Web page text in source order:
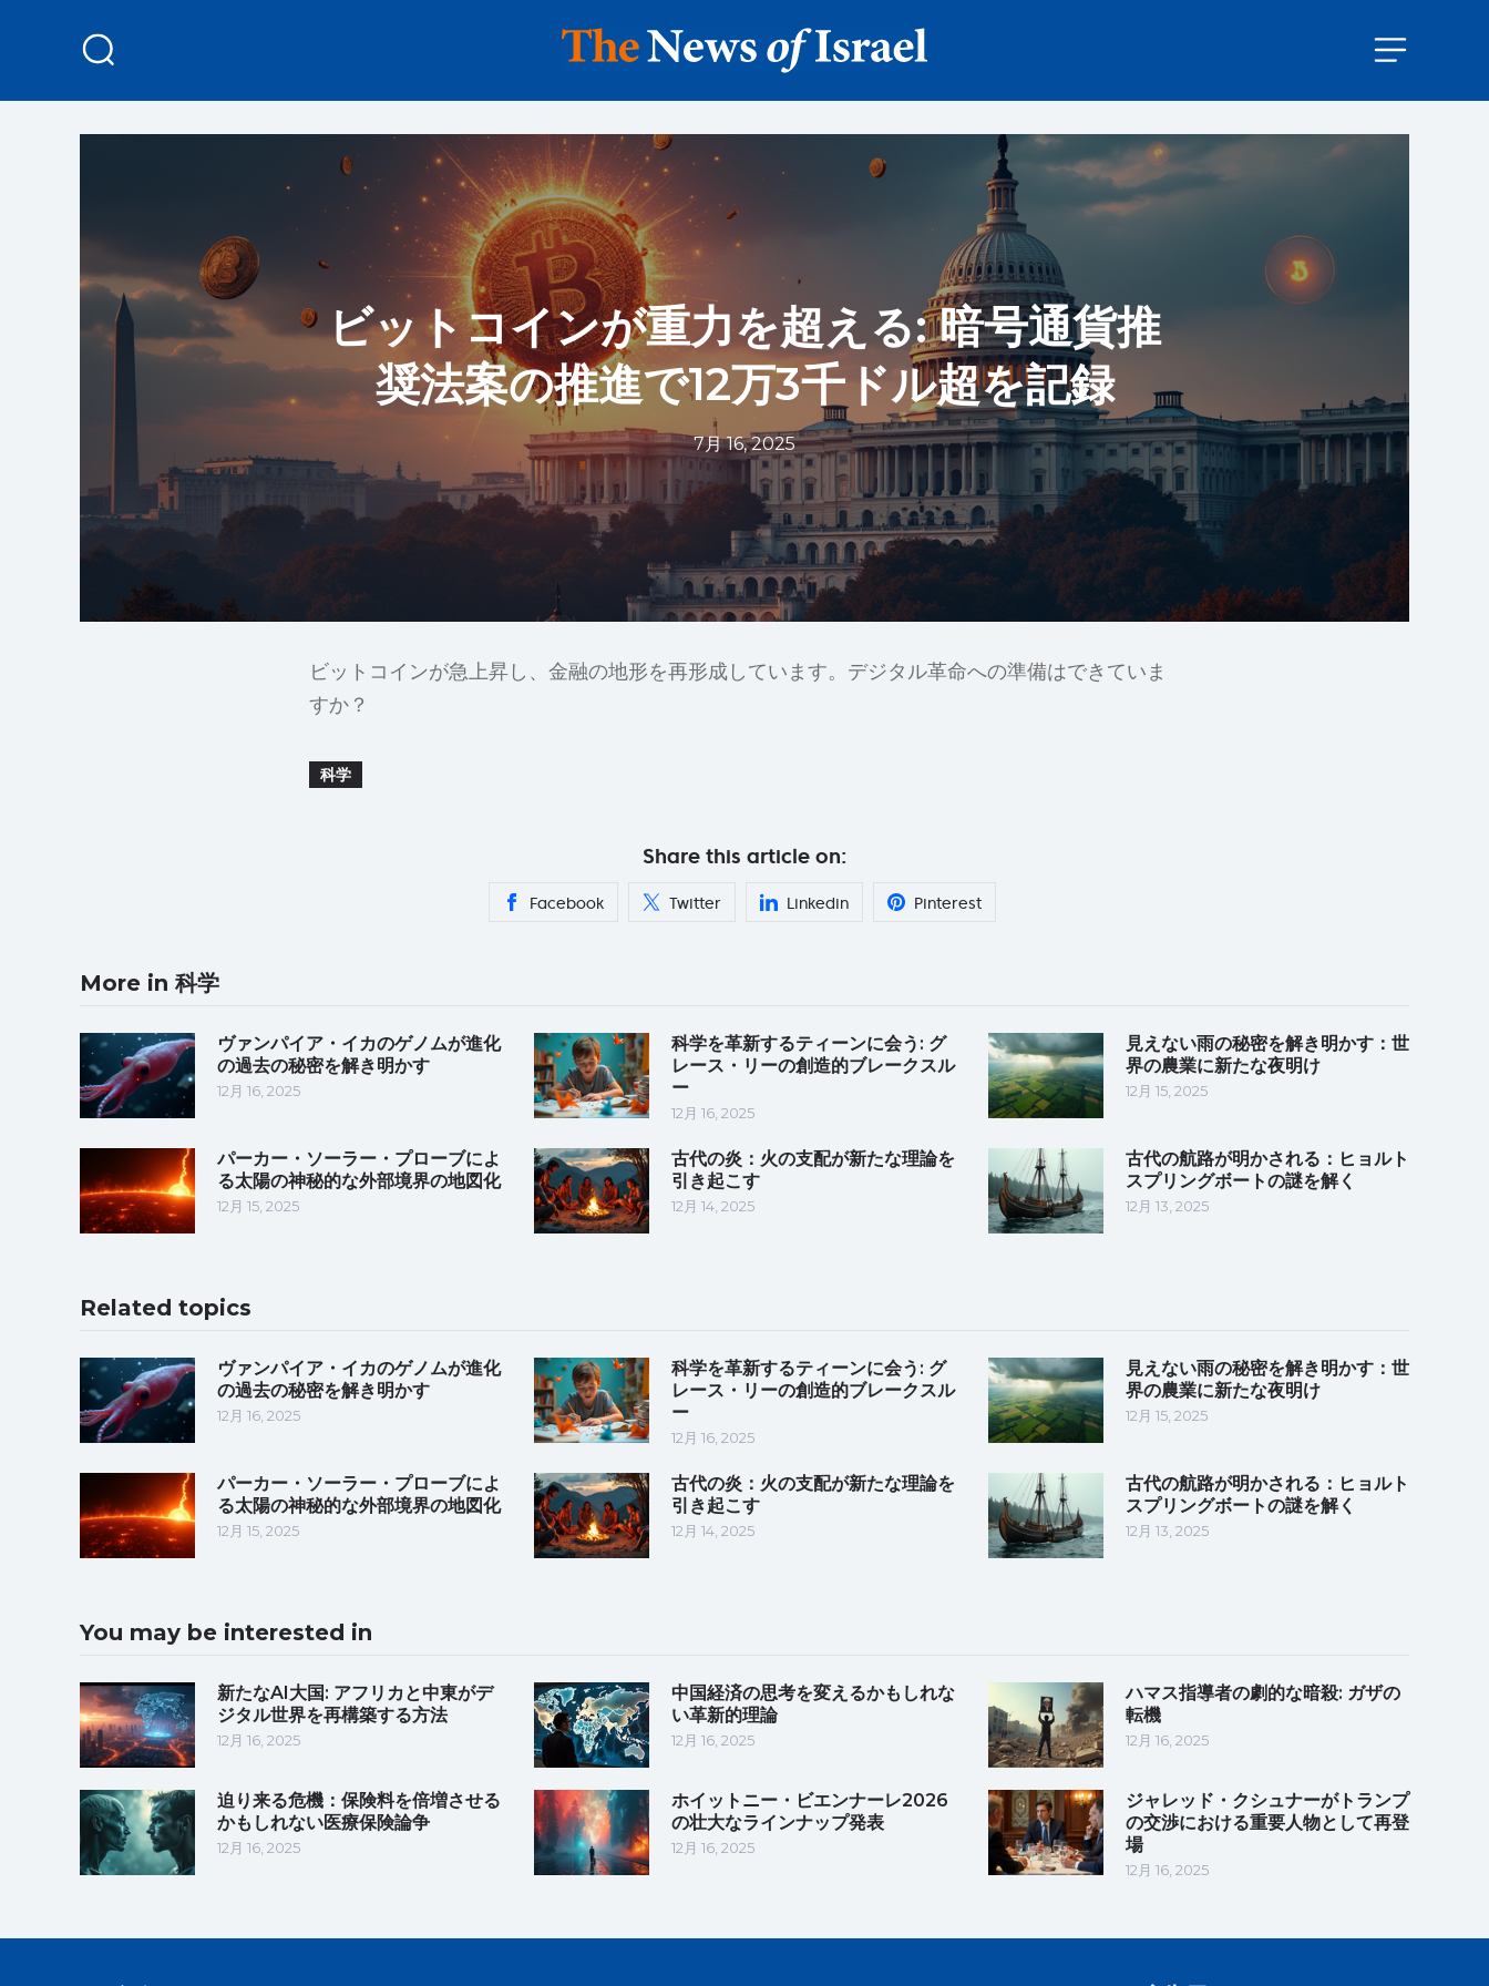
ビットコインが重力を超える: 暗号通貨推
奨法案の推進で12万3千ドル超を記録
7月 16, 2025
ビットコインが急上昇し、金融の地形を再形成しています。デジタル革命への準備はできていま
すか？
科学
Share this article on:
Facebook Twitter Linkedin Pinterest
More in 科学
ヴァンパイア・イカのゲノムが進化
の過去の秘密を解き明かす
12月 16, 2025
科学を革新するティーンに会う: グ
レース・リーの創造的ブレークスル
ー
12月 16, 2025
見えない雨の秘密を解き明かす：世
界の農業に新たな夜明け
12月 15, 2025
パーカー・ソーラー・プローブによ
る太陽の神秘的な外部境界の地図化
12月 15, 2025
古代の炎：火の支配が新たな理論を
引き起こす
12月 14, 2025
古代の航路が明かされる：ヒョルト
スプリングボートの謎を解く
12月 13, 2025
Related topics
ヴァンパイア・イカのゲノムが進化
の過去の秘密を解き明かす
12月 16, 2025
科学を革新するティーンに会う: グ
レース・リーの創造的ブレークスル
ー
12月 16, 2025
見えない雨の秘密を解き明かす：世
界の農業に新たな夜明け
12月 15, 2025
パーカー・ソーラー・プローブによ
る太陽の神秘的な外部境界の地図化
12月 15, 2025
古代の炎：火の支配が新たな理論を
引き起こす
12月 14, 2025
古代の航路が明かされる：ヒョルト
スプリングボートの謎を解く
12月 13, 2025
You may be interested in
新たなAI大国: アフリカと中東がデ
ジタル世界を再構築する方法
12月 16, 2025
中国経済の思考を変えるかもしれな
い革新的理論
12月 16, 2025
ハマス指導者の劇的な暗殺: ガザの
転機
12月 16, 2025
迫り来る危機：保険料を倍増させる
かもしれない医療保険論争
12月 16, 2025
ホイットニー・ビエンナーレ2026
の壮大なラインナップ発表
12月 16, 2025
ジャレッド・クシュナーがトランプ
の交渉における重要人物として再登
場
12月 16, 2025